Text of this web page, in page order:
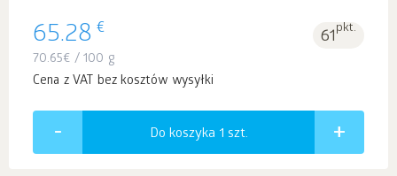
65.28 € 61pkt.
70.65€ / 100 g
Cena z VAT bez kosztów wysyłki
Do koszyka 1 szt.